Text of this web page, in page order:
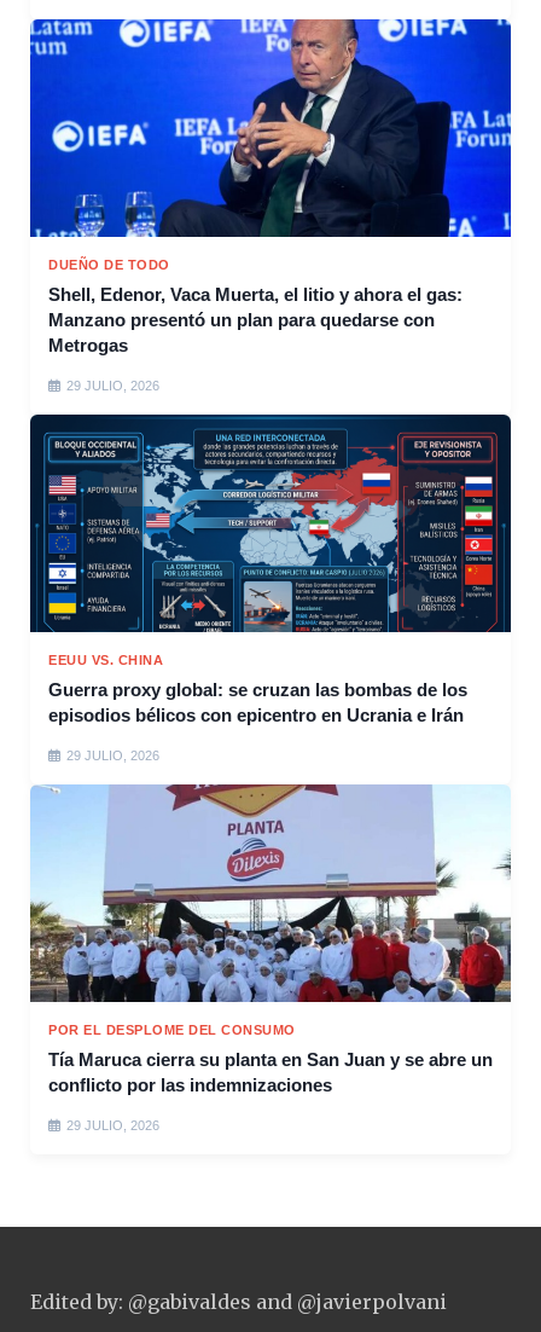
DUEÑO DE TODO
Shell, Edenor, Vaca Muerta, el litio y ahora el gas:
Manzano presentó un plan para quedarse con
Metrogas
29 JULIO, 2026
EEUU VS. CHINA
Guerra proxy global: se cruzan las bombas de los
episodios bélicos con epicentro en Ucrania e Irán
29 JULIO, 2026
POR EL DESPLOME DEL CONSUMO
Tía Maruca cierra su planta en San Juan y se abre un
conflicto por las indemnizaciones
29 JULIO, 2026
Edited by: @gabivaldes and @javierpolvani